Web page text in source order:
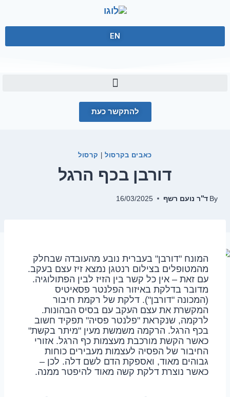
EN
להתקשר כעת
כאבים בקרסול| קרסול
דורבן בכף הרגל
By ד''ר נועם רשף 16/03/2025
המונח "דורבן" בעברית נובע מהעובדה שבחלק
מהמטופלים בצילום רנטגן נמצא זיז עצם בעקב.
עם זאת – אין כל קשר בין הזיז לבין הפתולוגיה.
מדובר בדלקת באיזור הפלנטר פסאיטיס
(המכונה "דורבן"). דלקת של רקמת חיבור
המקשרת את עצם העקב עם בסיס הבהונות.
לרקמה, שנקראת "פלנטר פסיה" תפקיד חשוב
בכף הרגל. הרקמה משמשת מעין "מיתר בקשת"
כאשר הקשת מורכבת מעצמות כף הרגל. אזורי
החיבור של הפסיה לעצמות מעבירים כוחות
גבוהים מאוד, ואספקת הדם לשם דלה. לכן –
כאשר נוצרת דלקת קשה מאוד להיפטר ממנה.